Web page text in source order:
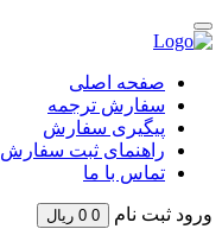
Skip
to
صفحه اصلی
سفارش ترجمه
پیگیری سفارش
راهنمای ثبت سفارش
تماس با ما
ورود ثبت نام 0
0 ریال